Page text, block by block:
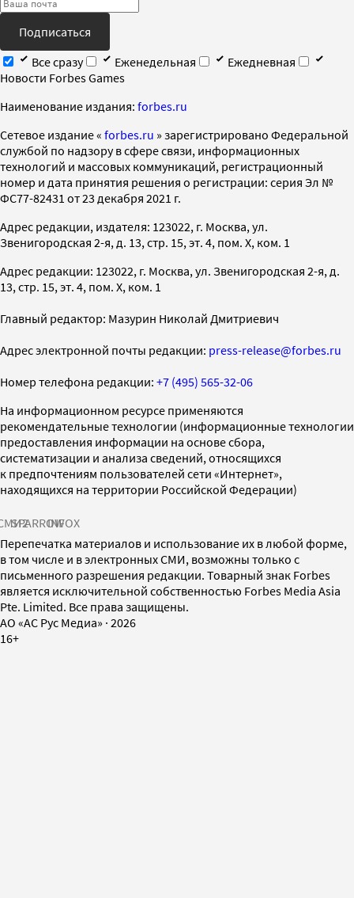
Подписаться
Все сразу
Еженедельная
Ежедневная
Новости Forbes Games
Наименование издания: forbes.ru
Cетевое издание « forbes.ru » зарегистрировано Федеральной
службой по надзору в сфере связи, информационных
технологий и массовых коммуникаций, регистрационный
номер и дата принятия решения о регистрации: серия Эл №
ФС77-82431 от 23 декабря 2021 г.
Адрес редакции, издателя: 123022, г. Москва, ул.
Звенигородская 2-я, д. 13, стр. 15, эт. 4, пом. X, ком. 1
Адрес редакции: 123022, г. Москва, ул. Звенигородская 2-я, д.
13, стр. 15, эт. 4, пом. X, ком. 1
Главный редактор: Мазурин Николай Дмитриевич
Адрес электронной почты редакции: press-release@forbes.ru
Номер телефона редакции: +7 (495) 565-32-06
На информационном ресурсе применяются
рекомендательные технологии (информационные технологии
предоставления информации на основе сбора,
систематизации и анализа сведений, относящихся
к предпочтениям пользователей сети «Интернет»,
находящихся на территории Российской Федерации)
SPARROWINFOX
Перепечатка материалов и использование их в любой форме,
в том числе и в электронных СМИ, возможны только с
письменного разрешения редакции. Товарный знак Forbes
является исключительной собственностью Forbes Media Asia
Pte. Limited. Все права защищены.
AO «АС Рус Медиа» · 2026
16+